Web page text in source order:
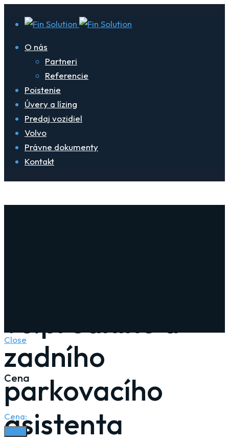
O nás
Partneri
Referencie
Poistenie
Úvery a lízing
Predaj vozidiel
Volvo
Právne dokumenty
Kontakt
vč.předního a
zadního
parkovacího
asistenta
Close
Cena
Cena: